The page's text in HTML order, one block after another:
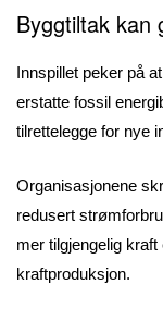
Byggtiltak kan
Innspillet peker på
erstatte fossil
tilrettelegge for nye
Organisasjonene
redusert
mer tilgjengelig
kraftproduksjon.